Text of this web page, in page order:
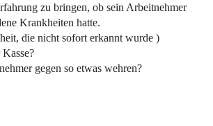
zu bringen, ob sein Arbeitnehmer
Krankheiten hatte.
die nicht sofort erkannt wurde )
gegen so etwas wehren?